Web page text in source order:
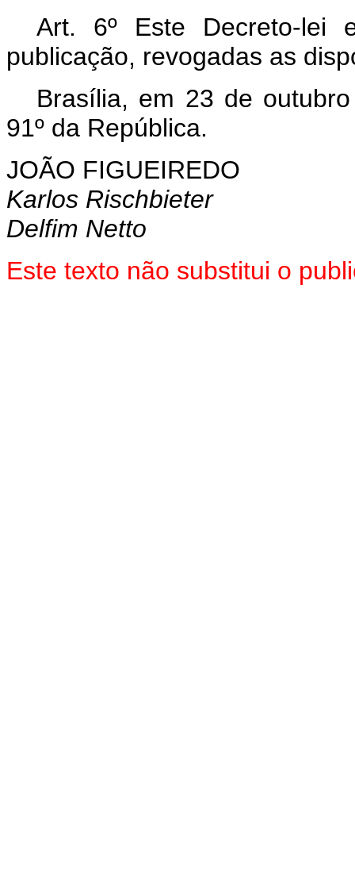
Art. 6º Este Decreto-lei
publicação, revogadas as
Brasília, em 23 de
91º da República.
JOÃO FIGUEIREDO
Karlos Rischbieter
Delfim Netto
Este texto não substitui o